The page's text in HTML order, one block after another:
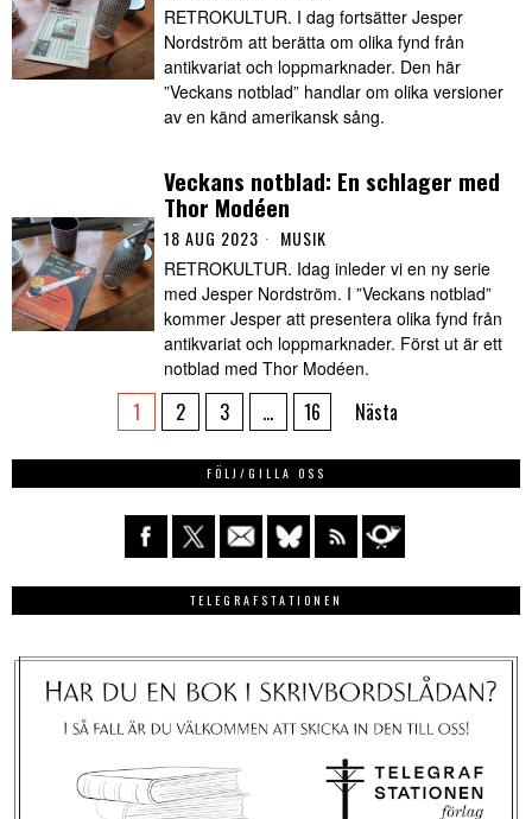
RETROKULTUR. I dag fortsätter Jesper
Nordström att berätta om olika fynd från
antikvariat och loppmarknader. Den här
”Veckans notblad” handlar om olika versioner
av en känd amerikansk sång.
Veckans notblad: En schlager med
Thor Modéen
18 AUG 2023 MUSIK
RETROKULTUR. Idag inleder vi en ny serie
med Jesper Nordström. I ”Veckans notblad”
kommer Jesper att presentera olika fynd från
antikvariat och loppmarknader. Först ut är ett
notblad med Thor Modéen.
1 2 3 … 16 Nästa
FÖLJ/GILLA OSS
TELEGRAFSTATIONEN